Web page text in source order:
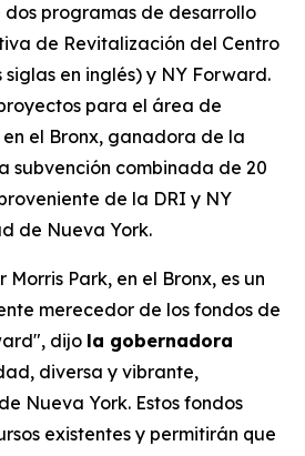
programas de desarrollo
de Revitalización del Centro
siglas en inglés) y NY Forward.
para el área de
el Bronx, ganadora de la
subvención combinada de 20
de la DRI y NY
de Nueva York.
Park, en el Bronx, es un
merecedor de los fondos de
dijo la gobernadora
diversa y vibrante,
Nueva York. Estos fondos
existentes y permitirán que